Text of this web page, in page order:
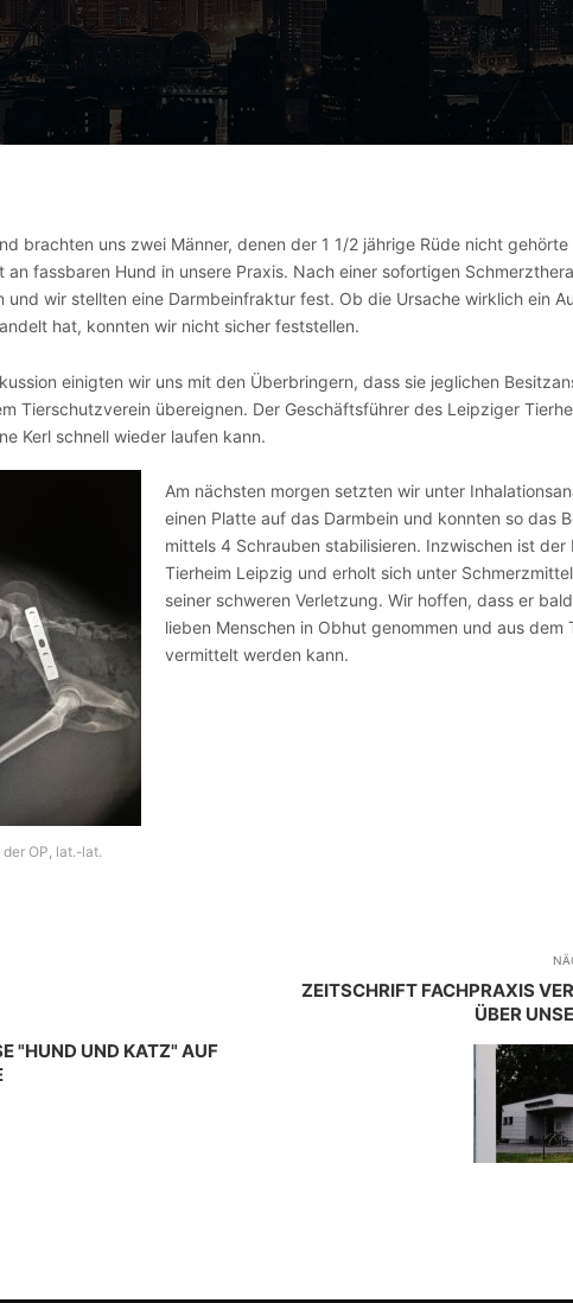
brachten uns zwei Männer, denen der 1 1/2 jährige Rüde nicht
an fassbaren Hund in unsere Praxis. Nach einer sofortigen
wir stellten eine Darmbeinfraktur fest. Ob die Ursache wirklich ein
hat, konnten wir nicht sicher feststellen.
einigten wir uns mit den Überbringern, dass sie jeglichen
Tierschutzverein übereignen. Der Geschäftsführer des Leipziger
Kerl schnell wieder laufen kann.
OP, lat.-lat.
Am nächsten morgen setzten wir unter
einen Platte auf das Darmbein und konnten so das
mittels 4 Schrauben stabilisieren. Inzwischen ist der
Tierheim Leipzig und erholt sich unter
seiner schweren Verletzung. Wir hoffen, dass er
lieben Menschen in Obhut genommen und aus dem
vermittelt werden kann.
"HUND UND KATZ" AUF
ZEITSCHRIFT FACHPRAXIS
ÜBER